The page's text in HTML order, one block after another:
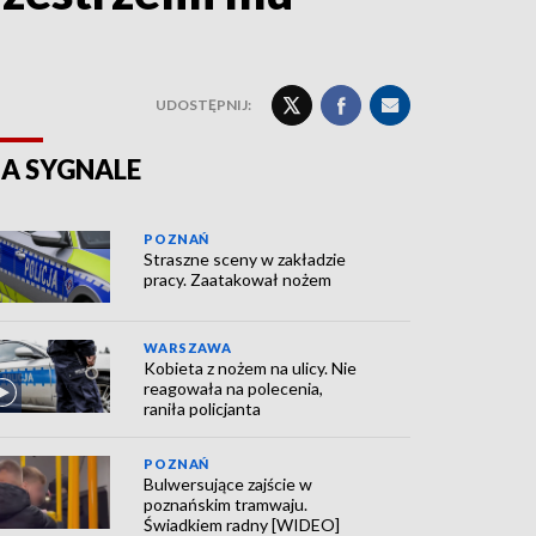
UDOSTĘPNIJ:
SYGNALE
POZNAŃ
Straszne sceny w zakładzie
pracy. Zaatakował nożem
WARSZAWA
Kobieta z nożem na ulicy. Nie
reagowała na polecenia,
raniła policjanta
POZNAŃ
Bulwersujące zajście w
poznańskim tramwaju.
Świadkiem radny [WIDEO]